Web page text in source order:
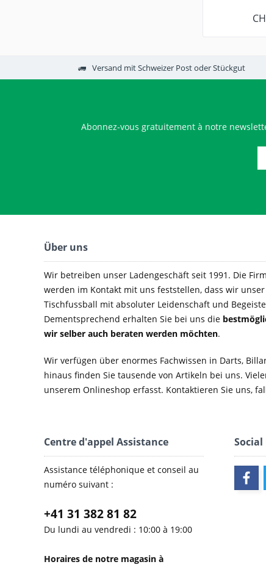
Versand mit Schweizer Post oder Stückgut
Abonnez-vous gratuitement à notre
Über uns
Wir betreiben unser Ladengeschäft seit 1991. Die
werden im Kontakt mit uns feststellen, dass wir
Tischfussball mit absoluter Leidenschaft und
Dementsprechend erhalten Sie bei uns die
wir selber auch beraten werden möchten.
Wir verfügen über enormes Fachwissen in Darts,
hinaus finden Sie tausende von Artikeln bei uns.
unserem Onlineshop erfasst. Kontaktieren Sie uns,
Centre d'appel Assistance
Assistance téléphonique et conseil au
numéro suivant :
+41 31 382 81 82
Du lundi au vendredi : 10:00 à 19:00
Horaires de notre magasin à
Social